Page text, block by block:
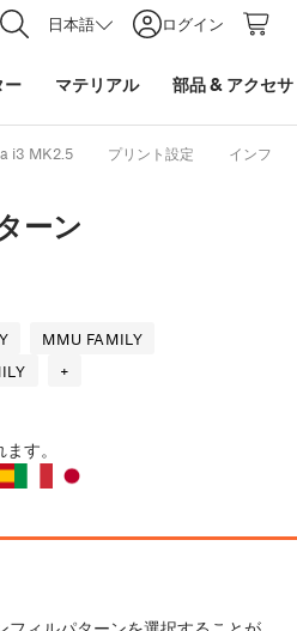
日本語 ログイン
ー マテリアル 部品& アクセ
i3 MK2.5 プリント設定 インフィ
ーン
MMU FAMILY
+
す。